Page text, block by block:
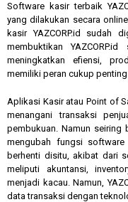
Software kasir terbaik
yang dilakukan secara
kasir YAZCORP.id sudah
membuktikan
meningkatkan efiensi,
memiliki peran cukup
Aplikasi Kasir atau Point of
menangani transaksi
pembukuan. Namun seiring
mengubah fungsi
berhenti disitu, akibat dari
meliputi akuntansi,
menjadi kacau. Namun,
data transaksi dengan